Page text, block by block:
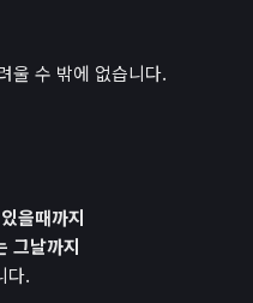
울 수 밖에 없습니다.
을때까지
그날까지
다.